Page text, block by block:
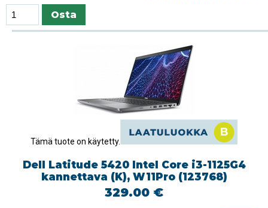
Tämä tuote on käytetty.
Dell Latitude 5420 Intel Core i3-1125G4
kannettava (K), W11Pro (123768)
329.00 €